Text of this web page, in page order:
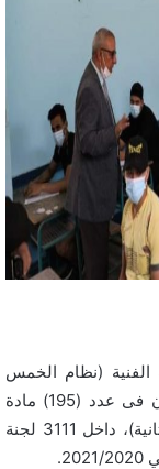
الفنية (نظام الخمس
سنوات والثلاث سنوات)، صباح اليوم، الامتحان فى عدد (195) مادة
امتحانية (191 مادة فترة أولى – 4 مواد فترة ثانية)، داخل 3111 لجنة